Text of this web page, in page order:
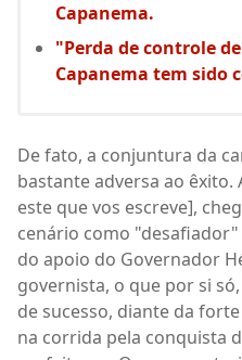
Capanema.
"Perda de controle
Capanema tem sido
De fato, a conjuntura da
bastante adversa ao
este que vos escreve],
cenário como
do apoio do Governador
governista, o que por si
de sucesso, diante da
na corrida pela conquista